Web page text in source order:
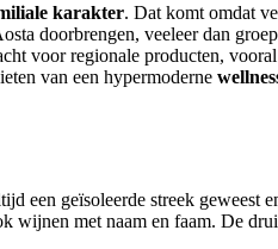
karakter. Dat komt omdat
doorbrengen, veeleer dan
voor regionale producten,
van een hypermoderne
een geïsoleerde streek
wijnen met naam en faam. De